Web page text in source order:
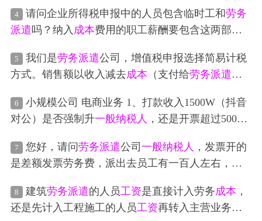
在情况是税务局认为：1.若是咨询费发票，我们已经
把钱给对方了，但申报了个税和社保，应该是我们
公司的人，应该给他发
工资
，不属于对方提供咨询
服务；2.若是劳务派遣，5个人的社保应该在对方公
司，但实际是在我们公司，不符合劳务派遣；3.我们
报了个税，做工资了，发票也做了成本，重复 抵税
所以该怎么处理？怎么自圆其说
4 请问企业所得税申报中的人员包含临时工和劳务
派遣吗？纳入 成本费用的职工薪酬要包含这两部分
5 我们是劳务派遣公司，增值税申报选择简易计税
方式。销售额以收入减去成本 （支付给劳务派遣人
致员工的社保缴纳未及时，产生的滞纳金是否一并
计入 成本扣除呢？还是要计入营业外支出？
6
小规模公司 电商业务 1、打款收入1500W（抖音
对公）是否强制升一般纳税人 ，还是开票超过500W
W 开票200W,进项票1200W， 工资100W，交多少
税？详细计算公式 3、年平台（抖音对公）打款收入
2500W 开票500W, 进项票2000W， 工资100W，交多
少税？详细计算公式
7 您好，请问劳务派遣公司 一般纳税人 ，发票开的
是差额发票劳务费，派出去员工有一百人左右， 工
8 建筑劳务派遣的人员工资是直接计入劳务成本 ，
还是先计入工程施工的人员工资再转入主营业务成